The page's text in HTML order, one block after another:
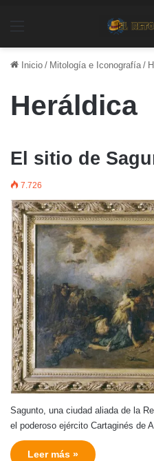
Inicio / Mitología e Iconografía /
Heráldica
El sitio de
7.726
Sagunto, una ciudad aliada de la
el poderoso ejército Cartaginés de
Leer más »